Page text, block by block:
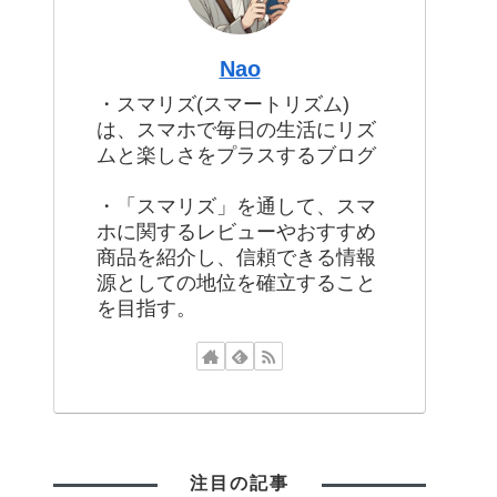
Nao
・スマリズ(スマートリズム)
は、スマホで毎日の生活にリズ
ムと楽しさをプラスするブログ
・「スマリズ」を通して、スマ
ホに関するレビューやおすすめ
商品を紹介し、信頼できる情報
源としての地位を確立すること
を目指す。
注目の記事